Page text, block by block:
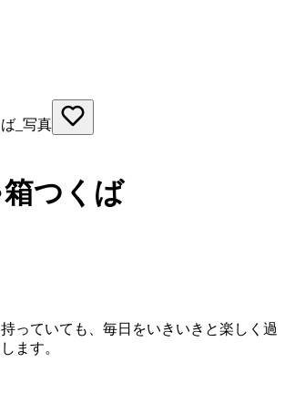
つくば
っていても、毎日をいきいきと楽しく過
ます。